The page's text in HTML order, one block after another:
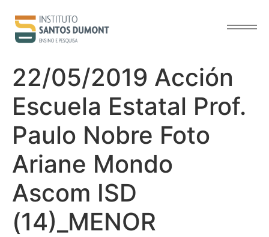
22/05/2019 Acción
Escuela Estatal Prof.
Paulo Nobre Foto
Ariane Mondo
Ascom ISD
(14)_MENOR